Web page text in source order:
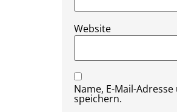
Website
Name, E-Mail-
speichern.